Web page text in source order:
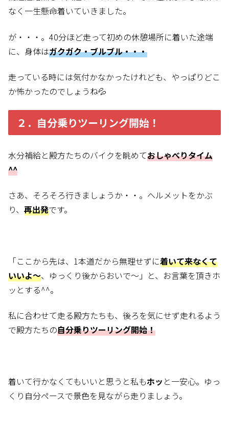
なく一生懸命着いていきました。
が・・・。40分ほど走って初めの休憩場所に着いた途端
に、身体はガクガク・ブルブル・・・
走っている時には気付かなかったけれども、やっぱりどこ
か怖かったのでしょうね💦
２．自分乗りツーリング開始！
水分補給と殿方たちのバイクを眺めておしゃべりタイム
^^
さあ、そろそろ行きましょうか・・。 ヘルメットをかぶ
り、 再出発です。
「ここから先は、1本道だから無理せずに着いて来なくて
いいよ～、ゆっくり後からおいで～」と、お言葉を頂きホ
ッとする^^。
私に合わせて走る殿方たちも、後ろを気にせず走れるよう
で殿方たちの自分乗りツーリング開始！
着いて行かなくてもいいと思うと私もホッ と一安心。ゆっ
くり自分ペースで景色を見ながら走りましょう。